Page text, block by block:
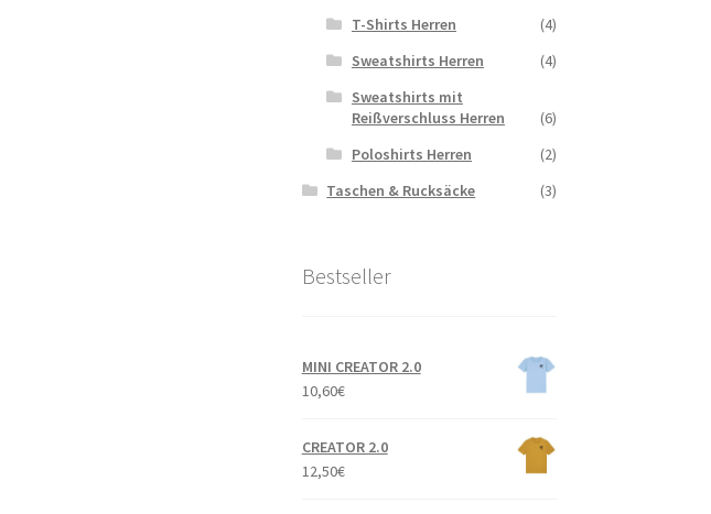
T-Shirts Herren
(4)
Sweatshirts Herren
(4)
Sweatshirts mit
Reißverschluss Herren
(6)
Poloshirts Herren
(2)
Taschen & Rucksäcke
(3)
Bestseller
MINI CREATOR 2.0
10,60€
CREATOR 2.0
12,50€